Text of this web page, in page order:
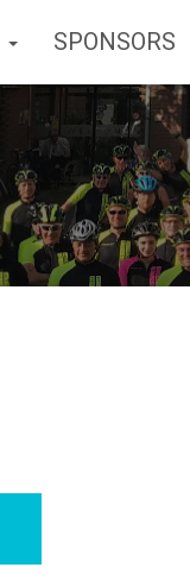
SPONSORS